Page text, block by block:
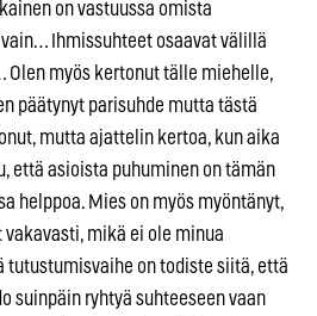
on vastuussa omista
Ihmissuhteet osaavat välillä
myös kertonut tälle miehelle,
päätynyt parisuhde mutta tästä
mutta ajattelin kertoa, kun aika
että asioista puhuminen on tämän
helppoa. Mies on myös myöntänyt,
mikä ei ole minua
tutustumisvaihe on todiste siitä, että
suinpäin ryhtyä suhteeseen vaan